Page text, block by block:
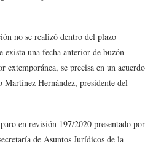
no se realizó dentro del plazo
exista una fecha anterior de buzón
extemporánea, se precisa en un acuerdo
Hernández, presidente del
en revisión 197/2020 presentado por
de Asuntos Jurídicos de la